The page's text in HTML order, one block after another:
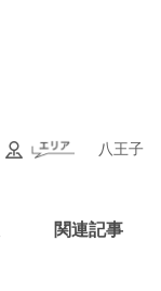
八王子
関連記事